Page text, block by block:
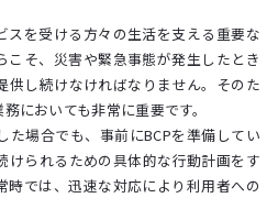
スを受ける方々の生活を支える重要な
こそ、災害や緊急事態が発生したとき
供し続けなければなりません。そのた
においても非常に重要です。
た場合でも、事前にBCPを準備してい
けられるための具体的な行動計画をす
時では、迅速な対応により利用者への